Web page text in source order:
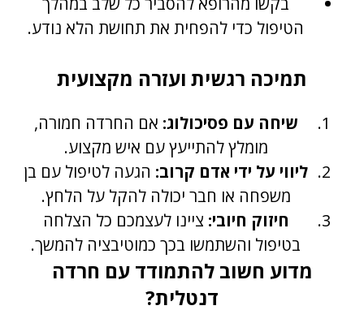
הטיפול כדי להפחית את תחושת הלא נודע.
תמיכה רגשית ועזרה מקצועית
שיחה עם פסיכולוג: אם החרדה חמורה,
מומלץ להתייעץ עם איש מקצוע.
ליווי על ידי אדם קרוב: הגעה לטיפול עם בן
משפחה או חבר יכולה להקל על הלחץ.
חיזוק חיובי: ציינו לעצמכם כל הצלחה
בטיפול והשתמשו בכך כמוטיבציה להמשך.
מדוע חשוב להתמודד עם חרדה
דנטלית?